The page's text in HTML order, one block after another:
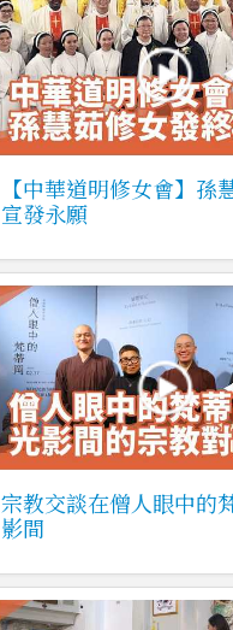
【中華道明修女會】孫
宣發永願
宗教交談在僧人眼中的
影間